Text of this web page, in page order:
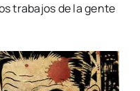
tra­ba­jos de la gen­te